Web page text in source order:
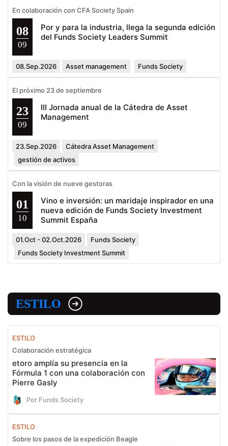
En colaboración con CFA Society Spain
08
09
Por y para la industria, llega la segunda edición
del Funds Society Leaders Summit
08.Sep.2026 Asset management Funds Society
El próximo 23 de septiembre
23
09
III Jornada anual de la Cátedra de Asset
Management
23.Sep.2026
Cátedra Asset Management
gestión de activos
Con la visión de nueve gestoras
01
10
Vino e inversión: un maridaje inspirador en una
nueva edición de Funds Society Investment
Summit España
01.Oct - 02.Oct.2026
Funds Society
Funds Society Investment Summit
ESTILO
ESTILO
Colaboración estratégica
etoro amplía su presencia en la
Fórmula 1 con una colaboración con
Pierre Gasly
Por Funds Society
ESTILO
Sobre los pasos de la expedición Beagle